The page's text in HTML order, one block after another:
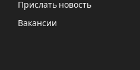
Прислать новость
Вакансии